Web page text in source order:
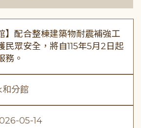
】配合整棟建築物耐震補強工
民眾安全，將自115年5月2日起
務。
和分館
05-14